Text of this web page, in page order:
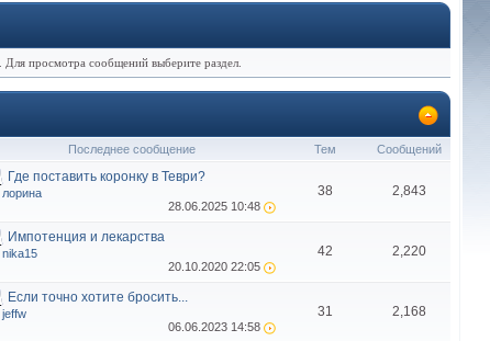
. Для просмотра сообщений выберите раздел.
Последнее сообщение Тем Сообщений
Где поставить коронку в Теври?
лорина
28.06.2025 10:48
38 2,843
Импотенция и лекарства
nika15
20.10.2020 22:05
42 2,220
Если точно хотите бросить...
jeffw
06.06.2023 14:58
31 2,168